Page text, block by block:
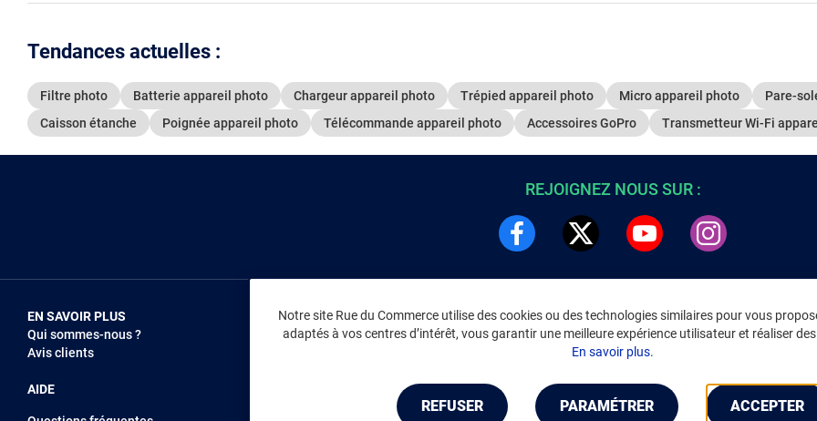
Tendances actuelles :
Filtre photo Batterie appareil photo Chargeur appareil photo Trépied appareil photo Micro appareil photo Pare-
Caisson étanche
Poignée appareil photo Télécommande appareil photo Accessoires GoPro Transmetteur Wi-Fi
Notre site Rue du Commerce utilise des cookies ou des technologies similaires pour vous
adaptés à vos centres d’intérêt, vous garantir une meilleure expérience utilisateur et réaliser
En savoir plus.
REFUSER PARAMÉTRER ACCEPTER
REJOIGNEZ NOUS SUR :
EN SAVOIR PLUS
Qui sommes-nous ?
Avis clients
AIDE
NOUS REJOINDRE
Vendez sur RDC
INFORMATIONS LÉGALES
Environnement
CGV/CGU Marketplace
Gérer mes cookies
Mentions légales